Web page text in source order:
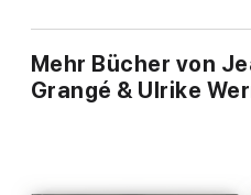
Mehr Bücher von
Grangé & Ulrike